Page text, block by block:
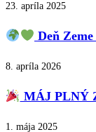
23. apríla 2025
Deň
8. apríla 2026
MÁJ PLNÝ
1. mája 2025